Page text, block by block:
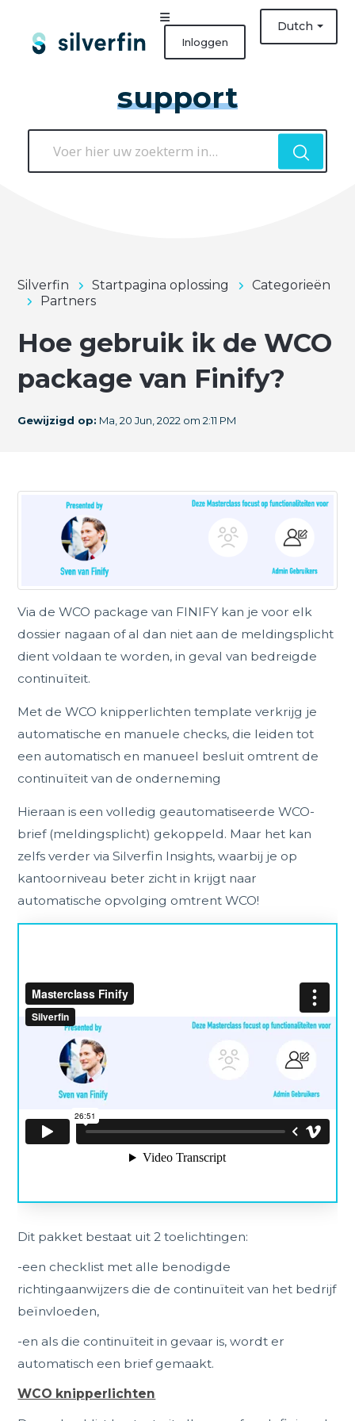
Dutch
Inloggen
support
Silverfin Startpagina oplossing
Categorieën
Partners
Hoe gebruik ik de WCO
package van Finify?
Gewijzigd op: Ma, 20 Jun, 2022 om 2:11 PM
Via de WCO package van FINIFY kan je voor elk
dossier nagaan of al dan niet aan de meldingsplicht
dient voldaan te worden, in geval van bedreigde
continuïteit.
Met de WCO knipperlichten template verkrijg je
automatische en manuele checks, die leiden tot
een automatisch en manueel besluit omtrent de
continuïteit van de onderneming
Hieraan is een volledig geautomatiseerde WCO-
brief (meldingsplicht) gekoppeld. Maar het kan
zelfs verder via Silverfin Insights, waarbij je op
kantoorniveau beter zicht in krijgt naar
automatische opvolging omtrent WCO!
Dit pakket bestaat uit 2 toelichtingen:
-een checklist met alle benodigde
richtingaanwijzers die de continuïteit van het bedrijf
beïnvloeden,
-en als die continuïteit in gevaar is, wordt er
automatisch een brief gemaakt.
WCO knipperlichten